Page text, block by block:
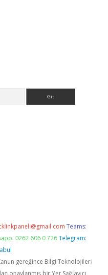
Teams:
0262 606 0 726 Telegram:
gereğince Bilgi Teknolojileri
onaylanmış bir Yer Sağlayıcı